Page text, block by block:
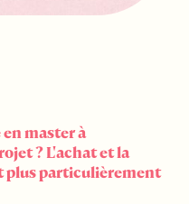
master à
? L'achat et la
plus particulièrement